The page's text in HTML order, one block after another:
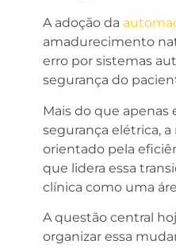
A adoção da
amadurecimento
erro por sistemas
segurança do
Mais do que
segurança elétrica,
orientado pela
que lidera essa
clínica como uma
A questão central
organizar essa